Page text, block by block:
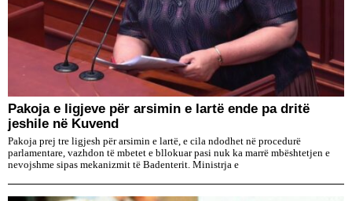
Pakoja e ligjeve për arsimin e lartë ende pa dritë
jeshile në Kuvend
Pakoja prej tre ligjesh për arsimin e lartë, e cila ndodhet në procedurë
parlamentare, vazhdon të mbetet e bllokuar pasi nuk ka marrë mbështetjen e
nevojshme sipas mekanizmit të Badenterit. Ministrja e